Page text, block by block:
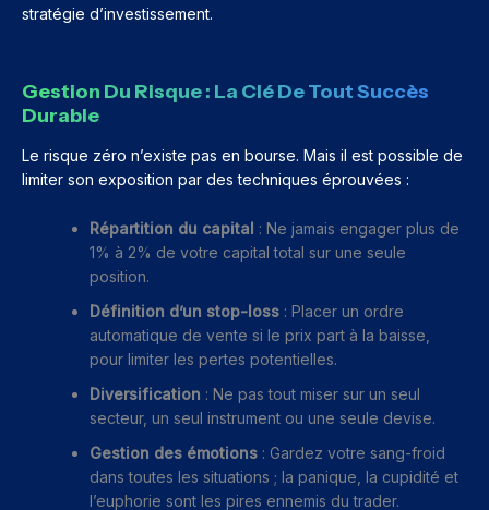
stratégie d’investissement.
Gestion Du Risque : La Clé De Tout Succès
Durable
Le risque zéro n’existe pas en bourse. Mais il est possible de
limiter son exposition par des techniques éprouvées :
Répartition du capital : Ne jamais engager plus de
1% à 2% de votre capital total sur une seule
position.
Définition d’un stop-loss : Placer un ordre
automatique de vente si le prix part à la baisse,
pour limiter les pertes potentielles.
Diversification : Ne pas tout miser sur un seul
secteur, un seul instrument ou une seule devise.
Gestion des émotions : Gardez votre sang-froid
dans toutes les situations ; la panique, la cupidité et
l’euphorie sont les pires ennemis du trader.